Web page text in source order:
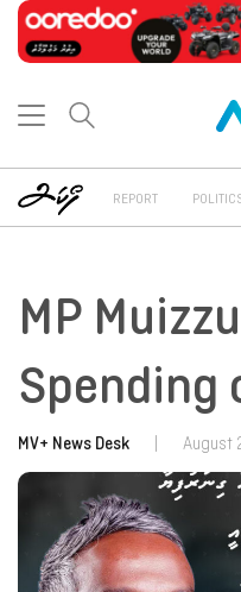
REPORT
MP
Spending
MV+ News Desk August